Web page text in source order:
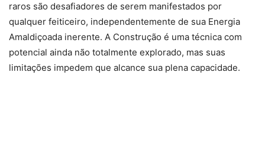
raros são desafiadores de serem manifestados por
qualquer feiticeiro, independentemente de sua Energia
Amaldiçoada inerente. A Construção é uma técnica com
potencial ainda não totalmente explorado, mas suas
limitações impedem que alcance sua plena capacidade.